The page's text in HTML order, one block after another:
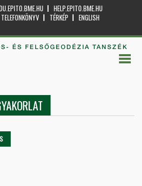
HELP.EPITO.BME.HU
TELEFONKÖNYV TÉRKÉP
ENGLISH
ÉS FELSŐGEODÉZIA TANSZÉK